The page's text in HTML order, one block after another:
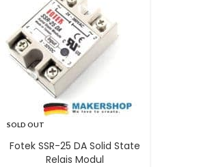
SOLD OUT
Fotek SSR-25 DA Solid State
Relais Modul